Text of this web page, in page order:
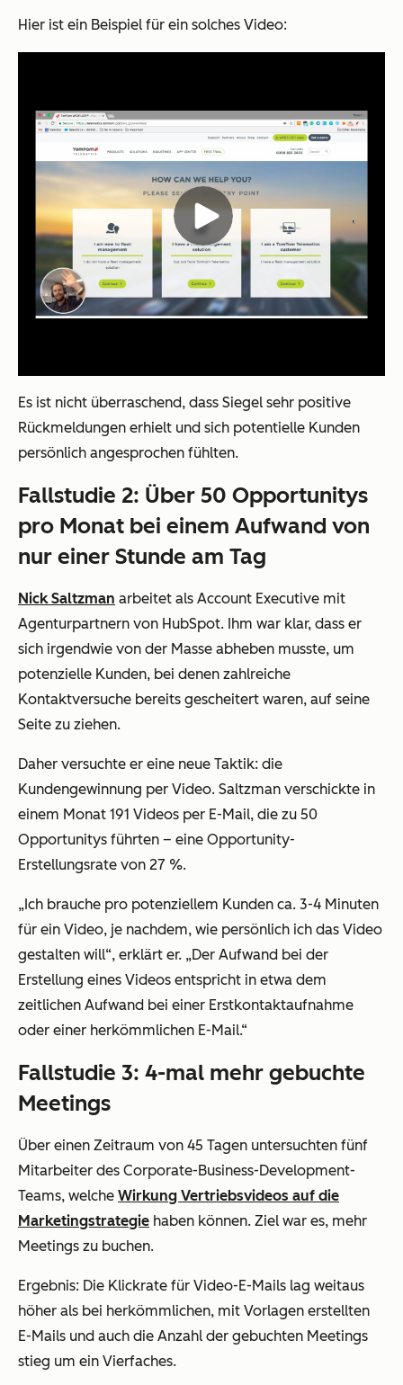
Hier ist ein Beispiel für ein solches Video:
Es ist nicht überraschend, dass Siegel sehr positive
Rückmeldungen erhielt und sich potentielle Kunden
persönlich angesprochen fühlten.
Fallstudie 2: Über 50 Opportunitys
pro Monat bei einem Aufwand von
nur einer Stunde am Tag
Nick Saltzman arbeitet als Account Executive mit
Agenturpartnern von HubSpot. Ihm war klar, dass er
sich irgendwie von der Masse abheben musste, um
potenzielle Kunden, bei denen zahlreiche
Kontaktversuche bereits gescheitert waren, auf seine
Seite zu ziehen.
Daher versuchte er eine neue Taktik: die
Kundengewinnung per Video. Saltzman verschickte in
einem Monat 191 Videos per E-Mail, die zu 50
Opportunitys führten – eine Opportunity-
Erstellungsrate von 27 %.
„Ich brauche pro potenziellem Kunden ca. 3-4 Minuten
für ein Video, je nachdem, wie persönlich ich das Video
gestalten will“, erklärt er. „Der Aufwand bei der
Erstellung eines Videos entspricht in etwa dem
zeitlichen Aufwand bei einer Erstkontaktaufnahme
oder einer herkömmlichen E-Mail.“
Fallstudie 3: 4-mal mehr gebuchte
Meetings
Über einen Zeitraum von 45 Tagen untersuchten fünf
Mitarbeiter des Corporate-Business-Development-
Teams, welche Wirkung Vertriebsvideos auf die
Marketingstrategie haben können. Ziel war es, mehr
Meetings zu buchen.
Ergebnis: Die Klickrate für Video-E-Mails lag weitaus
höher als bei herkömmlichen, mit Vorlagen erstellten
E-Mails und auch die Anzahl der gebuchten Meetings
stieg um ein Vierfaches.